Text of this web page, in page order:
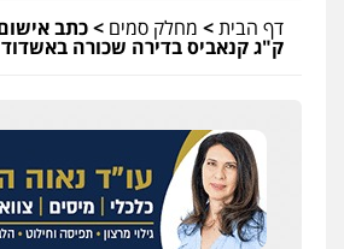
דף הבית> מחלק סמים >
ק"ג קנאביס בדירה שכורה באשדוד